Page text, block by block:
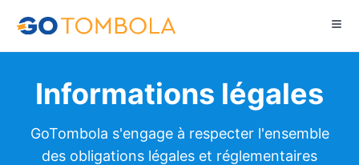
Informations légales
GoTombola s'engage à respecter l'ensemble
des obligations légales et réglementaires